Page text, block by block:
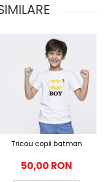
Tricou copii batman
50,00 RON